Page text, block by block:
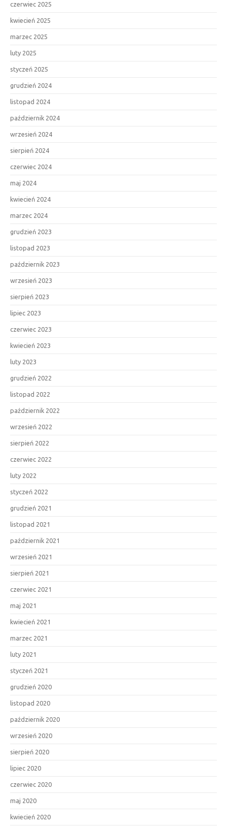
czerwiec 2025
kwiecień 2025
marzec 2025
luty 2025
styczeń 2025
grudzień 2024
listopad 2024
październik 2024
wrzesień 2024
sierpień 2024
czerwiec 2024
maj 2024
kwiecień 2024
marzec 2024
grudzień 2023
listopad 2023
październik 2023
wrzesień 2023
sierpień 2023
lipiec 2023
czerwiec 2023
kwiecień 2023
luty 2023
grudzień 2022
listopad 2022
październik 2022
wrzesień 2022
sierpień 2022
czerwiec 2022
luty 2022
styczeń 2022
grudzień 2021
listopad 2021
październik 2021
wrzesień 2021
sierpień 2021
czerwiec 2021
maj 2021
kwiecień 2021
marzec 2021
luty 2021
styczeń 2021
grudzień 2020
listopad 2020
październik 2020
wrzesień 2020
sierpień 2020
lipiec 2020
czerwiec 2020
maj 2020
kwiecień 2020